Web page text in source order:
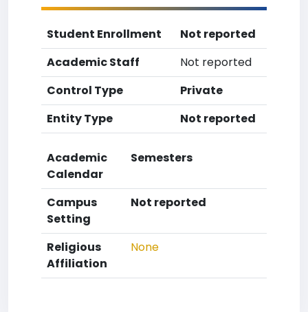
Student Enrollment
Not reported
Academic Staff
Not reported
Control Type
Private
Entity Type
Not reported
Academic
Calendar
Semesters
Campus
Setting
Not reported
Religious
Affiliation
None